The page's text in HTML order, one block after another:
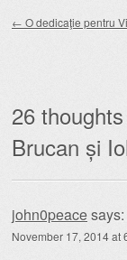
← O dedicaţie pentru
26
Brucan și
john0peacesays:
November 17, 2014 at